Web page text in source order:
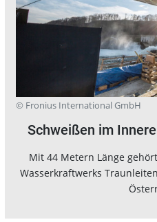
© Fronius International GmbH
Schweißen im
Mit 44 Metern Länge
Wasserkraftwerks